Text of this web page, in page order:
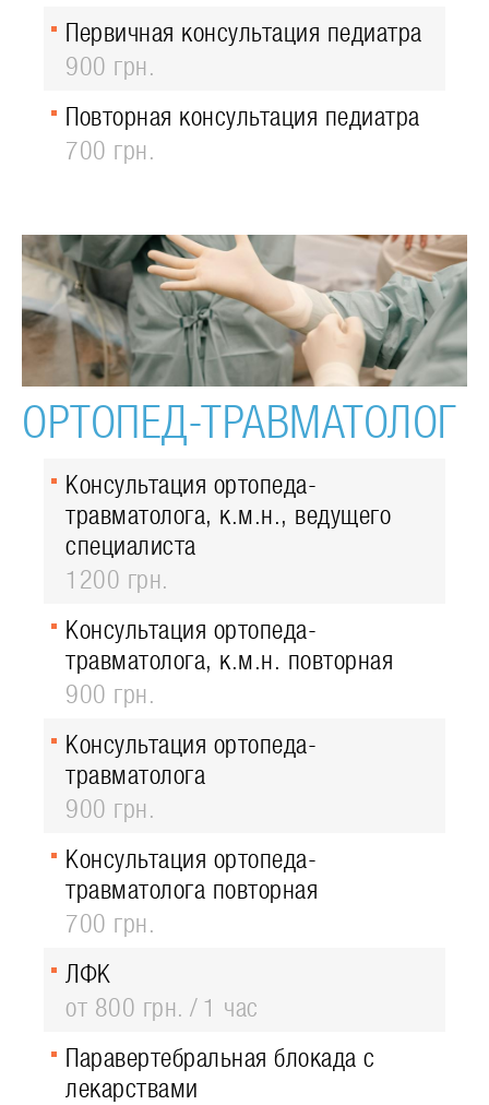
Первичная консультация педиатра
900 грн.
Повторная консультация педиатра
700 грн.
ОРТОПЕД-ТРАВМАТОЛОГ
Консультация ортопеда-
травматолога, к.м.н., ведущего
специалиста
1200 грн.
Консультация ортопеда-
травматолога, к.м.н. повторная
900 грн.
Консультация ортопеда-
травматолога
900 грн.
Консультация ортопеда-
травматолога повторная
700 грн.
ЛФК
от 800 грн.
1 час
Паравертебральная блокада с
лекарствами